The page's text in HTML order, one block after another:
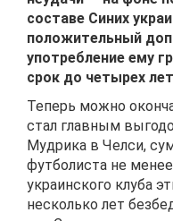
составе Синих
положительный
употребление ему
срок до четырех
Теперь можно
стал главным
Мудрика в Челси,
футболиста не
украинского клуба
несколько лет